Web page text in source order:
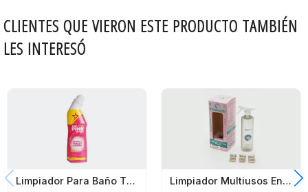
CLIENTES QUE VIERON ESTE PRODUCTO TAMBIÉN
LES INTERESÓ
Limpiador Para Baño The Pink Stuff 750Ml Limpiador Multiusos En Tableta Kleantab